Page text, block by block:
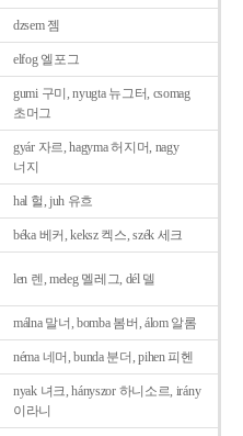
dzsem 젬
elfog 엘포그
gumi 구미, nyugta 뉴그터, csomag
초머그
gyár 자르, hagyma 허지머, nagy
너지
hal 헐, juh 유흐
béka 베커, keksz 켁스, szék 세크
len 렌, meleg 멜레그, dél 델
málna 말너, bomba 봄버, álom 알롬
néma 네머, bunda 분더, pihen 피헨
nyak 녀크, hányszor 하니소르, irány
이라니